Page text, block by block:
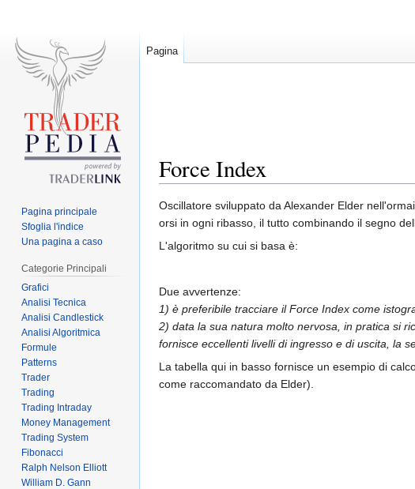
Force Index
Jump
to
navigation
Jump
to
search
Oscillatore sviluppato da Alexander Elder
orsi in ogni ribasso, il tutto combinando il segno
L'algoritmo su cui si basa è:
Due avvertenze:
1) è preferibile tracciare il Force Index come
2) data la sua natura molto nervosa, in pratica si
fornisce eccellenti livelli di ingresso e di uscita, la
La tabella qui in basso fornisce un esempio di
come raccomandato da Elder).
Pagina
Pagina principale
Sfoglia l'indice
Una pagina a caso
Categorie Principali
Grafici
Analisi Tecnica
Analisi Candlestick
Analisi Algoritmica
Formule
Patterns
Trader
Trading
Trading Intraday
Money Management
Trading System
Fibonacci
Ralph Nelson Elliott
William D. Gann